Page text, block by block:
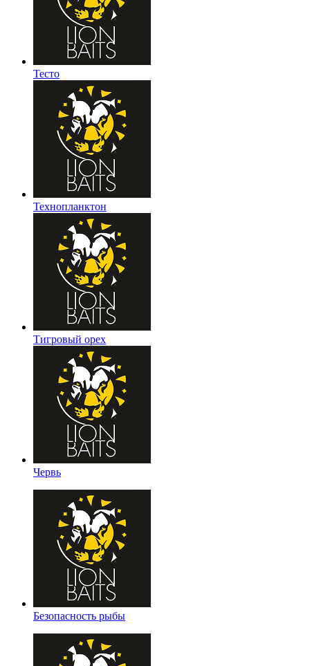
Тесто
Технопланктон
Тигровый орех
Червь
Безопасность рыбы